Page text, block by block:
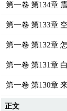
第一卷 第134章
第一卷 第133章
第一卷 第132
第一卷 第131章
第一卷 第130章
正文